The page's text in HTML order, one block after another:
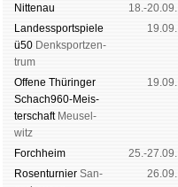
Nitte­nau
18.-20.09.
Landes­sport­spiele
ü50 Denk­sport­zen­
trum
19.09.
Offene Thü­rin­ger
Schach960-Meis­
ter­schaftMeu­sel­
witz
19.09.
Forch­heim
25.-27.09.
Rosen­tur­nier San­
26.09.